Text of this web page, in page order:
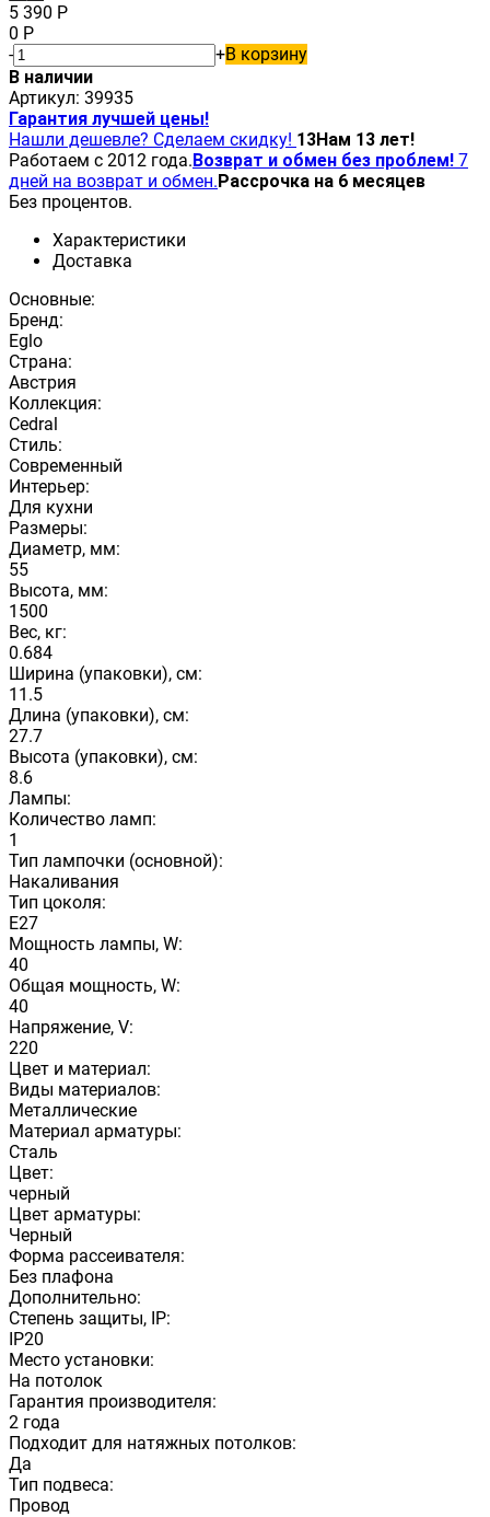
5 390 Р
0 Р
-
+В корзину
В наличии
Артикул: 39935
Гарантия лучшей цены!
Нашли дешевле? Сделаем скидку! 13Нам 13 лет!
Работаем с 2012 года.Возврат и обмен без проблем! 7
дней на возврат и обмен.Рассрочка на 6 месяцев
Без процентов.
Характеристики
Доставка
Основные:
Бренд:
Eglo
Страна:
Австрия
Коллекция:
Cedral
Стиль:
Современный
Интерьер:
Для кухни
Размеры:
Диаметр, мм:
55
Высота, мм:
1500
Вес, кг:
0.684
Ширина (упаковки), см:
11.5
Длина (упаковки), см:
27.7
Высота (упаковки), см:
8.6
Лампы:
Количество ламп:
1
Тип лампочки (основной):
Накаливания
Тип цоколя:
E27
Мощность лампы, W:
40
Общая мощность, W:
40
Напряжение, V:
220
Цвет и материал:
Виды материалов:
Металлические
Материал арматуры:
Сталь
Цвет:
черный
Цвет арматуры:
Черный
Форма рассеивателя:
Без плафона
Дополнительно:
Степень защиты, IP:
IP20
Место установки:
На потолок
Гарантия производителя:
2 года
Подходит для натяжных потолков:
Да
Тип подвеса:
Провод